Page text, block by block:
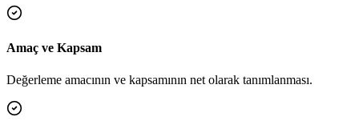
Amaç ve Kapsam
Değerleme amacının ve kapsamının net olarak tanımlanması.